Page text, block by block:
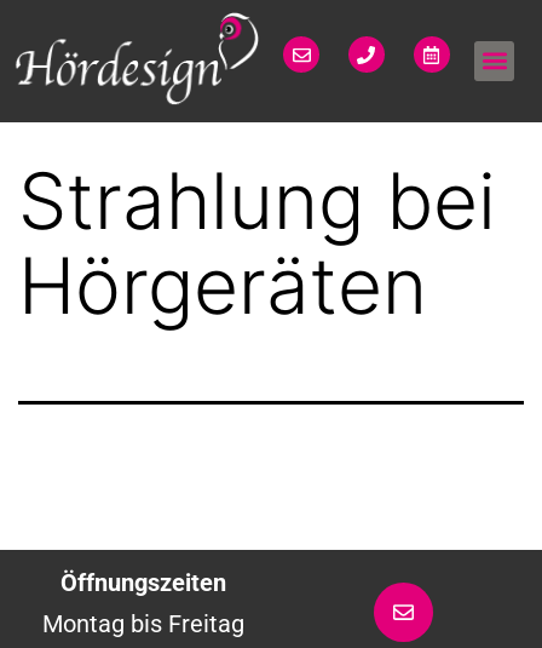
Strahlung bei
Hörgeräten
Öffnungszeiten
Montag bis Freitag